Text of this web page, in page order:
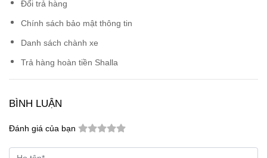
Đổi trả hàng
Chính sách bảo mật thông tin
Danh sách chành xe
Trả hàng hoàn tiền Shalla
BÌNH LUẬN
Đánh giá của bạn